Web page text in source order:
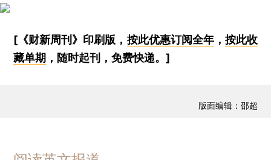
[《财新周刊》印刷版， 按此优惠订阅全年， 按此收
藏单期 ，随时起刊，免费快递。]
版面编辑：邵超